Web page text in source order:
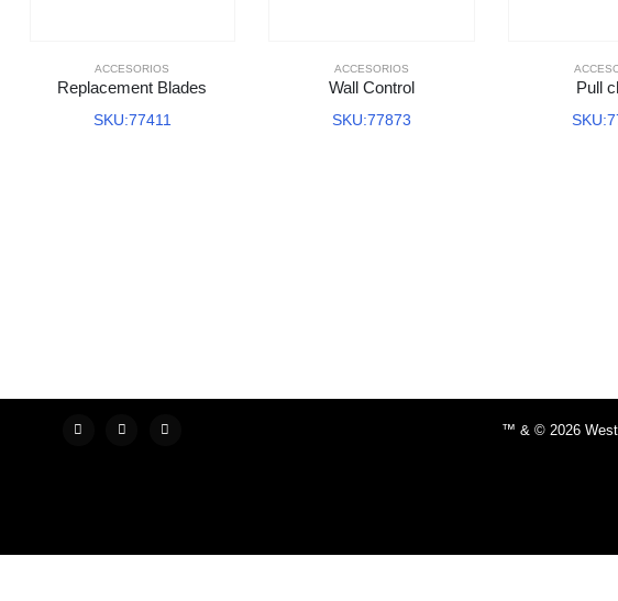
ACCESORIOS
Replacement Blades
SKU:77411
ACCESORIOS
Wall Control
SKU:77873
Pull
™ & © 2026